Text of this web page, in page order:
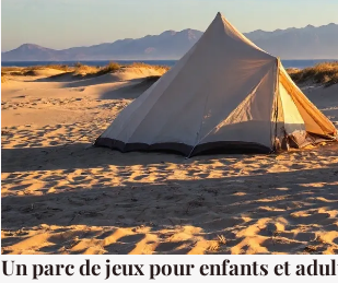
Un parc de jeux pour enfants et